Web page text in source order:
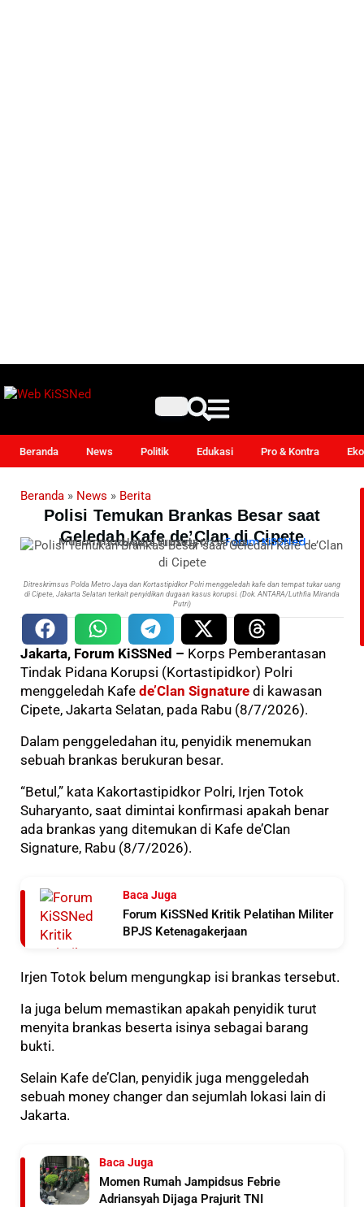
Beranda News Politik Edukasi Pro & Kontra
Beranda » News » Berita
Polisi Temukan Brankas Besar saat
Geledah Kafe de’Clan di Cipete
Muhammad Iqbal Prasetyo – Forum KiSSNed
Kamis, 9 Juli 2026 | 13:08 WIB
Ditreskrimsus Polda Metro Jaya dan Kortastipidkor Polri menggeledah kafe dan tempat tukar uang
di Cipete, Jakarta Selatan terkait penyidikan dugaan kasus korupsi. (Dok. ANTARA/Luthfia Miranda
Putri)
Jakarta, Forum KiSSNed – Korps Pemberantasan
Tindak Pidana Korupsi (Kortastipidkor) Polri
menggeledah Kafe de’Clan Signature di kawasan
Cipete, Jakarta Selatan, pada Rabu (8/7/2026).
Dalam penggeledahan itu, penyidik menemukan
sebuah brankas berukuran besar.
“Betul,” kata Kakortastipidkor Polri, Irjen Totok
Suharyanto, saat dimintai konfirmasi apakah benar
ada brankas yang ditemukan di Kafe de’Clan
Signature, Rabu (8/7/2026).
Baca Juga
Forum KiSSNed Kritik Pelatihan Militer
BPJS Ketenagakerjaan
Irjen Totok belum mengungkap isi brankas tersebut.
Ia juga belum memastikan apakah penyidik turut
menyita brankas beserta isinya sebagai barang
bukti.
Selain Kafe de’Clan, penyidik juga menggeledah
sebuah money changer dan sejumlah lokasi lain di
Jakarta.
Baca Juga
Momen Rumah Jampidsus Febrie
Adriansyah Dijaga Prajurit TNI